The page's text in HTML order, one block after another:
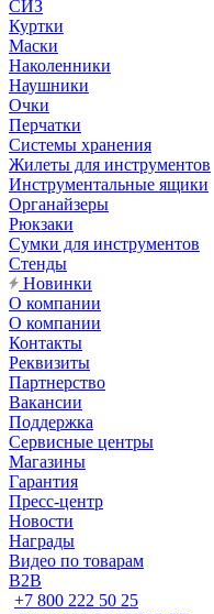
СИЗ
Куртки
Маски
Наколенники
Наушники
Очки
Перчатки
Системы хранения
Жилеты для инструментов
Инструментальные ящики
Органайзеры
Рюкзаки
Сумки для инструментов
Стенды
Новинки
О компании
О компании
Контакты
Реквизиты
Партнерство
Вакансии
Поддержка
Сервисные центры
Магазины
Гарантия
Пресс-центр
Новости
Награды
Видео по товарам
B2B
+7 800 222 50 25